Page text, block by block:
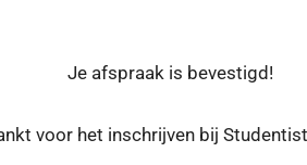
Je afspraak is bevestigd!
voor het inschrijven bij